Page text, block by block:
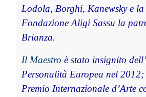
Lodola, Borghi, Kanewsky e la
Fondazione Aligi Sassu la
Brianza.
Il Maestro è stato insignito
Personalità Europea nel 2012;
Premio Internazionale d’Arte